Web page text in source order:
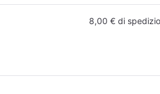
8,00 € di